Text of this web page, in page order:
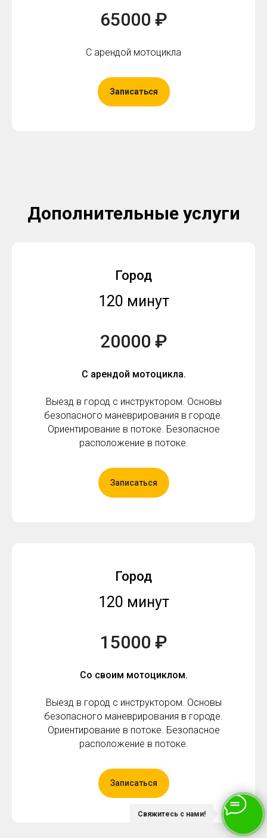
65000 ₽
С арендой мотоцикла
Записаться
Дополнительные услуги
Город
120 минут
20000 ₽
С арендой мотоцикла.
Выезд в город с инструктором. Основы
безопасного маневрирования в городе.
Ориентирование в потоке. Безопасное
расположение в потоке.
Записаться
Город
120 минут
15000 ₽
Со своим мотоциклом.
Выезд в город с инструктором. Основы
безопасного маневрирования в городе.
Ориентирование в потоке. Безопасное
расположение в потоке.
Записаться
Свяжитесь с нами!